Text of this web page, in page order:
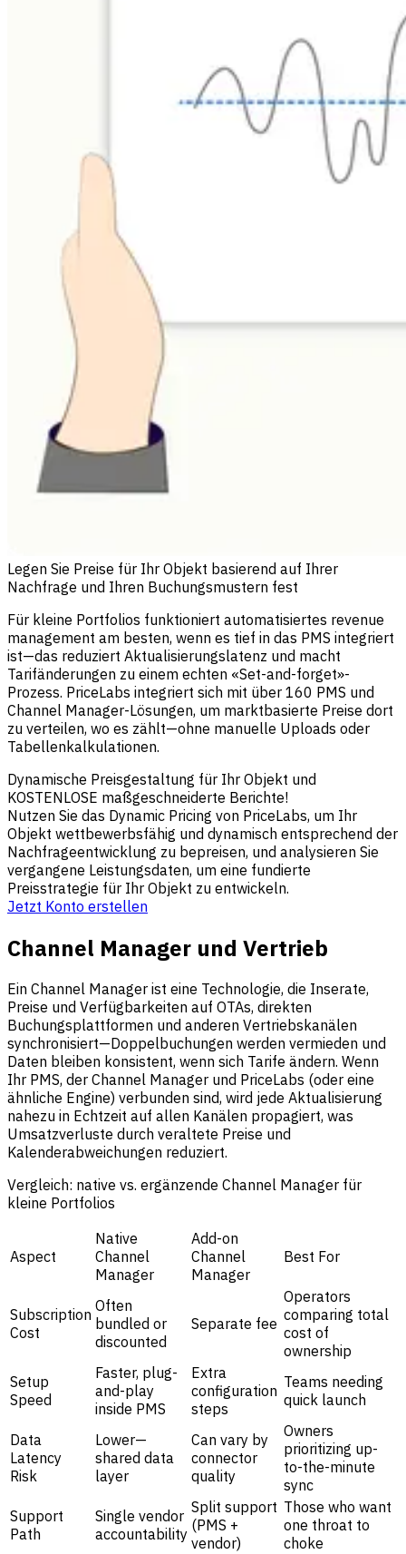
Legen Sie Preise für Ihr Objekt basierend auf Ihrer
Nachfrage und Ihren Buchungsmustern fest
Für kleine Portfolios funktioniert automatisiertes revenue
management am besten, wenn es tief in das PMS integriert
ist—das reduziert Aktualisierungslatenz und macht
Tarifänderungen zu einem echten «Set-and-forget»-
Prozess. PriceLabs integriert sich mit über 160 PMS und
Channel Manager-Lösungen, um marktbasierte Preise dort
zu verteilen, wo es zählt—ohne manuelle Uploads oder
Tabellenkalkulationen.
Dynamische Preisgestaltung für Ihr Objekt und
KOSTENLOSE maßgeschneiderte Berichte!
Nutzen Sie das Dynamic Pricing von PriceLabs, um Ihr
Objekt wettbewerbsfähig und dynamisch entsprechend der
Nachfrageentwicklung zu bepreisen, und analysieren Sie
vergangene Leistungsdaten, um eine fundierte
Preisstrategie für Ihr Objekt zu entwickeln.
Jetzt Konto erstellen
Channel Manager und Vertrieb
Ein Channel Manager ist eine Technologie, die Inserate,
Preise und Verfügbarkeiten auf OTAs, direkten
Buchungsplattformen und anderen Vertriebskanälen
synchronisiert—Doppelbuchungen werden vermieden und
Daten bleiben konsistent, wenn sich Tarife ändern. Wenn
Ihr PMS, der Channel Manager und PriceLabs (oder eine
ähnliche Engine) verbunden sind, wird jede Aktualisierung
nahezu in Echtzeit auf allen Kanälen propagiert, was
Umsatzverluste durch veraltete Preise und
Kalenderabweichungen reduziert.
Vergleich: native vs. ergänzende Channel Manager für
kleine Portfolios
Aspect
Native
Channel
Manager
Add-on
Channel
Manager
Best For
Subscription
Cost
Often
bundled or
discounted
Separate fee
Operators
comparing total
cost of
ownership
Setup
Speed
Faster, plug-
and-play
inside PMS
Extra
configuration
steps
Teams needing
quick launch
Data
Latency
Risk
Lower—
shared data
layer
Can vary by
connector
quality
Owners
prioritizing up-
to-the-minute
sync
Support
Path
Single vendor
accountability
Split support
(PMS +
vendor)
Those who want
one throat to
choke